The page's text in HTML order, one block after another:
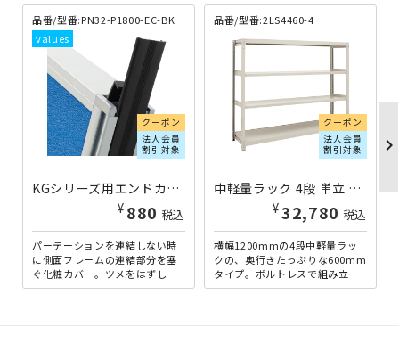
品番/型番:PN32-P1800-EC-BK
クーポン
法人会員
割引対象
KGシリーズ用エンドカバーH1800 ブラック PN32-P1800-EC-BK | 269503
¥ 880 税込
パーテーションを連結しない時
に側面フレームの連結部分を塞
ぐ化粧カバー。ツメをはずしエ
ンドカバーを装着することで、
品番/型番:2LS4460-4
クーポン
法人会員
割引対象
中軽量ラック 4段 単立 H1200×W1200×D600 2LS4460-4 | 613111
¥32,780 税込
横幅1200mmの4段中軽量ラッ
クの、奥行きたっぷりな600mm
タイプ。ボルトレスで組み立て
られる手軽さと、多目的な用途
chevron_right